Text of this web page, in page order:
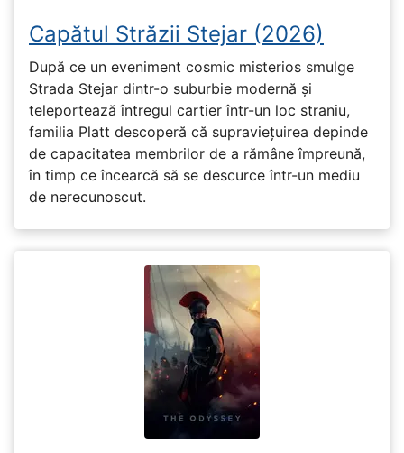
Capătul Străzii Stejar (2026)
După ce un eveniment cosmic misterios smulge
Strada Stejar dintr-o suburbie modernă și
teleportează întregul cartier într-un loc straniu,
familia Platt descoperă că supraviețuirea depinde
de capacitatea membrilor de a rămâne împreună,
în timp ce încearcă să se descurce într-un mediu
de nerecunoscut.